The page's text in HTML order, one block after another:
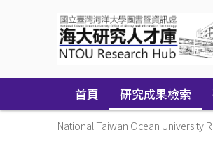
首頁 研究成果檢索
National Taiwan Ocean University